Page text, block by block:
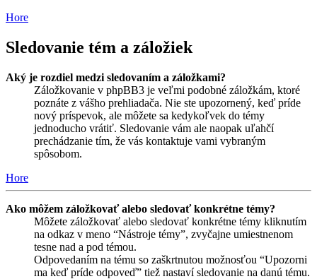
Hore
Sledovanie tém a záložiek
Aký je rozdiel medzi sledovaním a záložkami?
Záložkovanie v phpBB3 je veľmi podobné záložkám, ktoré
poznáte z vášho prehliadača. Nie ste upozornený, keď príde
nový príspevok, ale môžete sa kedykoľvek do témy
jednoducho vrátiť. Sledovanie vám ale naopak uľahčí
prechádzanie tím, že vás kontaktuje vami vybraným
spôsobom.
Hore
Ako môžem záložkovať alebo sledovať konkrétne témy?
Môžete záložkovať alebo sledovať konkrétne témy kliknutím
na odkaz v meno “Nástroje témy”, zvyčajne umiestnenom
tesne nad a pod témou.
Odpovedaním na tému so zaškrtnutou možnosťou “Upozorni
ma keď príde odpoveď” tiež nastaví sledovanie na danú tému.